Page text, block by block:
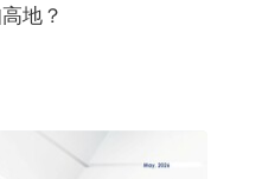
地？